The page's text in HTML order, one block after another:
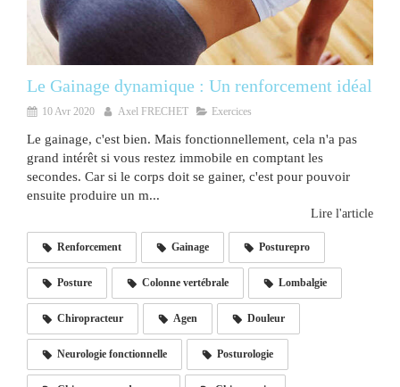
Le Gainage dynamique : Un renforcement idéal
10 Avr 2020 Axel FRECHET Exercices
Le gainage, c'est bien. Mais fonctionnellement, cela n'a pas
grand intérêt si vous restez immobile en comptant les
secondes. Car si le corps doit se gainer, c'est pour pouvoir
ensuite produire un m...
Lire l'article
Renforcement Gainage Posturepro
Posture Colonne vertébrale Lombalgie
Chiropracteur Agen Douleur
Neurologie fonctionnelle Posturologie